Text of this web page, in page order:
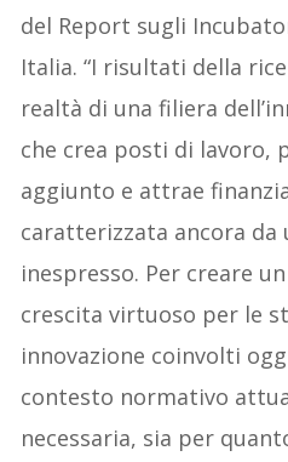
del Report sugli
Italia. “I risultati della
realtà di una filiera
che crea posti di lavoro,
aggiunto e attrae
caratterizzata ancora da
inespresso. Per creare
crescita virtuoso per le
innovazione coinvolti
contesto normativo
necessaria, sia per